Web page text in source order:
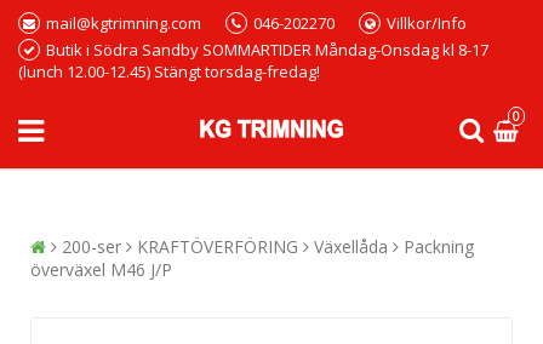
mail@kgtrimning.com 046-202270
Villkor/Info
Butik i Södra Sandby SOMMARTIDER Måndag-Onsdag kl 8-17
(lunch 12.00-12.45) Stängt torsdag-fredag!
0
200-ser KRAFTÖVERFÖRING Växellåda
Packning
överväxel M46 J/P